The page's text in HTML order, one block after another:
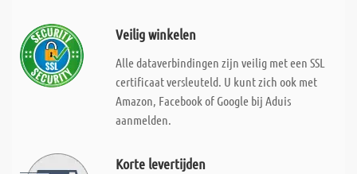
Veilig winkelen
Alle dataverbindingen zijn veilig met een SSL
certificaat versleuteld. U kunt zich ook met
Amazon, Facebook of Google bij Aduis
aanmelden.
Korte levertijden